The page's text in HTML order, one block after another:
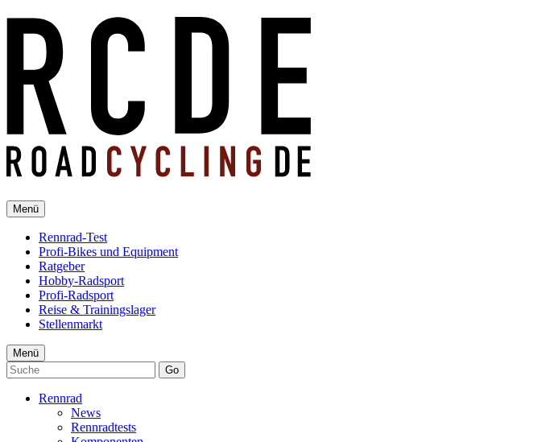
Menü
Rennrad-Test
Profi-Bikes und Equipment
Ratgeber
Hobby-Radsport
Profi-Radsport
Reise & Trainingslager
Stellenmarkt
Menü
Go
Rennrad
News
Rennradtests